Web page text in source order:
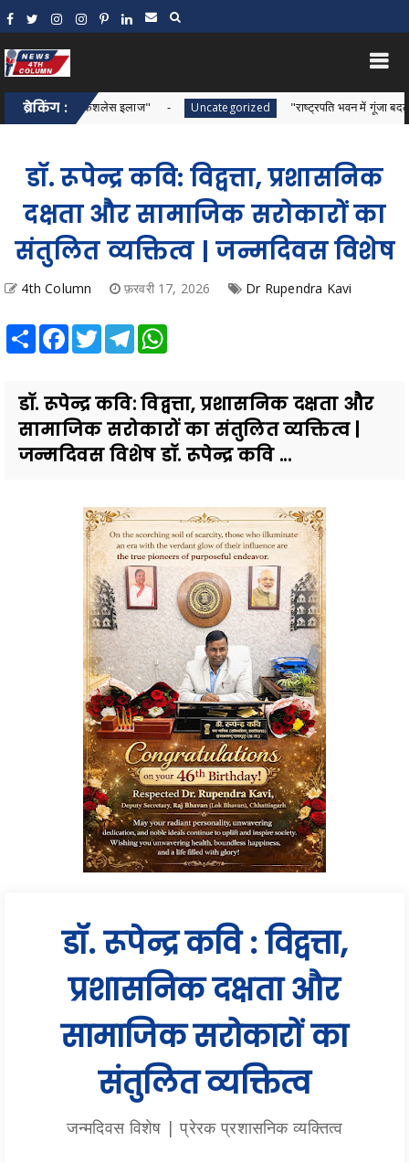
ब्रेकिंग :
कैशलेस इलाज" Uncategorized "राष्ट्रपति भवन में गूंजा बदलते बस्तर का
डॉ. रूपेन्द्र कवि: विद्वत्ता, प्रशासनिक
दक्षता और सामाजिक सरोकारों का
संतुलित व्यक्तित्व | जन्मदिवस विशेष
4th Column फ़रवरी 17, 2026 Dr Rupendra Kavi
Share Facebook
TwitterTelegram
डॉ. रूपेन्द्र कवि: विद्वत्ता, प्रशासनिक दक्षता और
सामाजिक सरोकारों का संतुलित व्यक्तित्व |
जन्मदिवस विशेष डॉ. रूपेन्द्र कवि ...
डॉ. रूपेन्द्र कवि : विद्वत्ता,
प्रशासनिक दक्षता और
सामाजिक सरोकारों का
संतुलित व्यक्तित्व
जन्मदिवस विशेष | प्रेरक प्रशासनिक व्यक्तित्व